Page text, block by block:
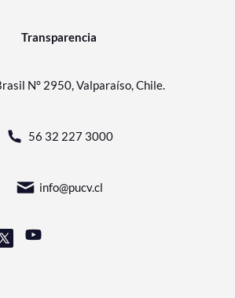
Transparencia
N° 2950, Valparaíso, Chile.
56 32 227 3000
info@pucv.cl